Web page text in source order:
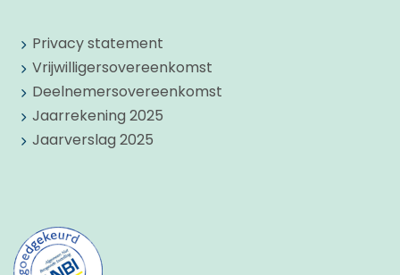
Privacy statement
Vrijwilligersovereenkomst
Deelnemersovereenkomst
Jaarrekening 2025
Jaarverslag 2025